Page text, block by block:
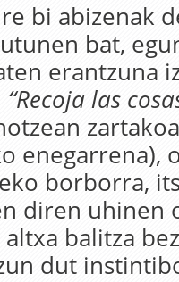
bi abizenak
bat,
erantzuna
“Recoja las
enegarrena),
borborra,
diren uhinen
balitza
dut